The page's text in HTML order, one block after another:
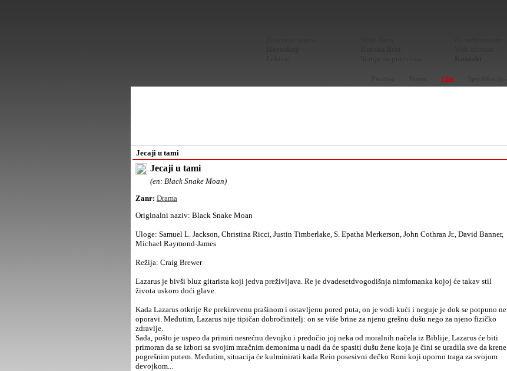
Film
Jecaji u tami
Jecaji u tami
(en: Black Snake Moan)
Zanr: Drama
Originalni naziv: Black Snake Moan
Uloge: Samuel L. Jackson, Christina Ricci, Justin Timberlake, S. Epatha Merkerson, John Cothran Jr., David Banner,
Michael Raymond-James
Režija: Craig Brewer
Lazarus je bivši bluz gitarista koji jedva preživljava. Re je dvadesetdvogodišnja nimfomanka kojoj će takav stil
života uskoro doći glave.
Kada Lazarus otkrije Re prekirevenu prašinom i ostavljenu pored puta, on je vodi kući i neguje je dok se potpuno ne
oporavi. Međutim, Lazarus nije tipičan dobročinitelj: on se više brine za njenu grešnu dušu nego za njeno fizičko
zdravlje.
Sada, pošto je uspeo da primiri nesrećnu devojku i predočio joj neka od moralnih načela iz Biblije, Lazarus će biti
primoran da se izbori sa svojim mračnim demonima u nadi da će spasiti dušu žene koja je čini se uradila sve da krene
pogrešnim putem. Međutim, situacija će kulminirati kada Rein posesivni dečko Roni koji uporno traga za svojom
devojkom...